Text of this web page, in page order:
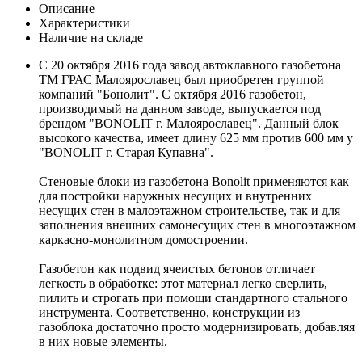
Описание
Характеристики
Наличие на складе
C 20 октября 2016 года завод автоклавного газобетона
ТМ ГРАС Малоярославец был приобретен группой
компаний "Бонолит". С октября 2016 газобетон,
производимый на данном заводе, выпускается под
брендом "BONOLIT г. Малоярославец". Данный блок
высокого качества, имеет длину 625 мм против 600 мм у
"BONOLIT г. Старая Купавна".
Стеновые блоки из газобетона Bonolit применяются как
для постройки наружных несущих и внутренних
несущих стен в малоэтажном строительстве, так и для
заполнения внешних самонесущих стен в многоэтажном
каркасно-монолитном домостроении.
Газобетон как подвид ячеистых бетонов отличает
легкость в обработке: этот материал легко сверлить,
пилить и строгать при помощи стандартного стального
инструмента. Соответственно, конструкции из
газоблока достаточно просто модернизировать, добавляя
в них новые элементы.